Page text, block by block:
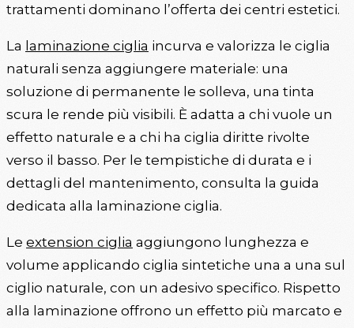
trattamenti dominano l’offerta dei centri estetici.
La laminazione ciglia incurva e valorizza le ciglia
naturali senza aggiungere materiale: una
soluzione di permanente le solleva, una tinta
scura le rende più visibili. È adatta a chi vuole un
effetto naturale e a chi ha ciglia diritte rivolte
verso il basso. Per le tempistiche di durata e i
dettagli del mantenimento, consulta la guida
dedicata alla laminazione ciglia.
Le extension ciglia aggiungono lunghezza e
volume applicando ciglia sintetiche una a una sul
ciglio naturale, con un adesivo specifico. Rispetto
alla laminazione offrono un effetto più marcato e